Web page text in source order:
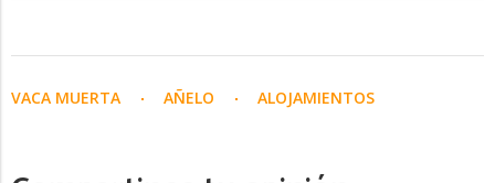
VACA MUERTA AÑELO ALOJAMIENTOS